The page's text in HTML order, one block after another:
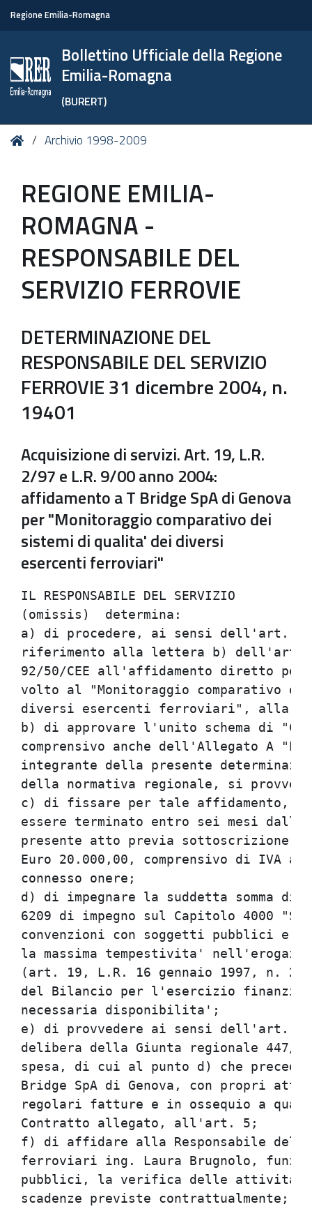
Regione Emilia-Romagna
Bollettino Ufficiale della Regione
Emilia-Romagna
(BURERT)
Tu HomeArchivio 1998-2009
REGIONE EMILIA-
ROMAGNA -
RESPONSABILE DEL
SERVIZIO FERROVIE
DETERMINAZIONE DEL
RESPONSABILE DEL SERVIZIO
FERROVIE 31 dicembre 2004, n.
19401
Acquisizione di servizi. Art. 19, L.R.
2/97 e L.R. 9/00 anno 2004:
affidamento a T Bridge SpA di Genova
per "Monitoraggio comparativo dei
sistemi di qualita' dei diversi
esercenti ferroviari"
IL
(omissis)
a) di procedere, ai sensi
riferimento alla lettera b)
92/50/CEE all'affidamento
volto al "Monitoraggio
diversi esercenti ferroviari",
b) di approvare l'unito
comprensivo anche
integrante della presente
della normativa regionale, si
c) di fissare per tale
essere terminato entro sei
presente atto previa
Euro 20.000,00, comprensivo
d) di impegnare la suddetta
6209 di impegno sul
convenzioni con soggetti
la massima tempestivita'
(art. 19, L.R. 16 gennaio
del Bilancio per l'esercizio
necessaria
e) di provvedere ai sensi
delibera della Giunta
spesa, di cui al punto d) che
Bridge SpA di Genova, con
regolari fatture e in ossequio
Contratto
f) di affidare alla
ferroviari ing. Laura
pubblici, la verifica delle
scadenze